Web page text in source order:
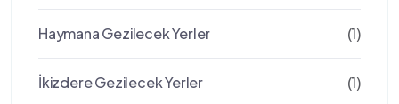
Haymana Gezilecek Yerler (1)
İkizdere Gezilecek Yerler (1)